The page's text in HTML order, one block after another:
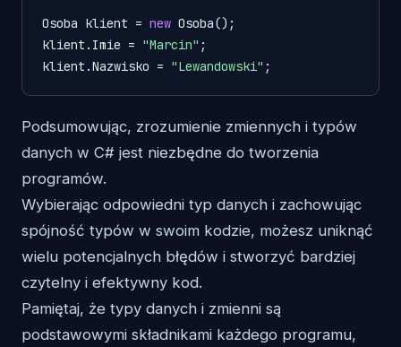
Osoba klient = new Osoba();
klient.Imie = "Marcin" ;
klient.Nazwisko = "Lewandowski"
Podsumowując, zrozumienie zmiennych i typów
danych w C# jest niezbędne do tworzenia
programów.
Wybierając odpowiedni typ danych i zachowując
spójność typów w swoim kodzie, możesz uniknąć
wielu potencjalnych błędów i stworzyć bardziej
czytelny i efektywny kod.
Pamiętaj, że typy danych i zmienni są
podstawowymi składnikami każdego programu,